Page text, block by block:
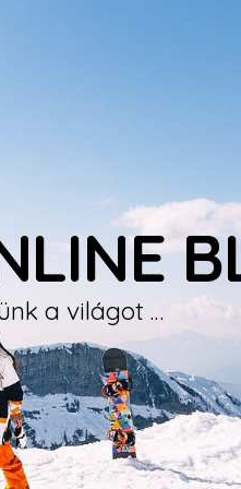
a világot …